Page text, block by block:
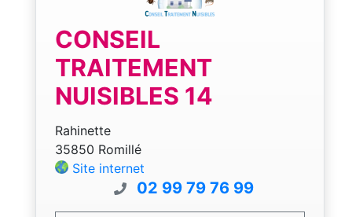
CONSEIL
TRAITEMENT
NUISIBLES 14
Rahinette
35850 Romillé
Site internet
02 99 79 76 99